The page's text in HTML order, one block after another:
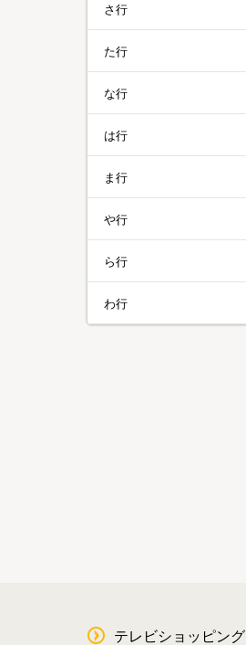
さ行
た行
な行
は行
ま行
や行
ら行
わ行
テレビショッピング